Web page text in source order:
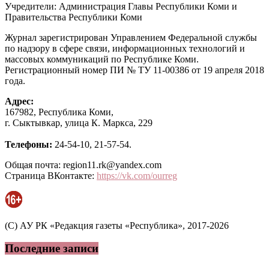
Учредители: Администрация Главы Республики Коми и
Правительства Республики Коми
Журнал зарегистрирован Управлением Федеральной службы
по надзору в сфере связи, информационных технологий и
массовых коммуникаций по Республике Коми.
Регистрационный номер ПИ № ТУ 11-00386 от 19 апреля 2018
года.
Адрес:
167982, Республика Коми,
г. Сыктывкар, улица К. Маркса, 229
Телефоны: 24-54-10, 21-57-54.
Общая почта: region11.rk@yandex.com
Страница ВКонтакте: https://vk.com/ourreg
(C) АУ РК «Редакция газеты «Республика», 2017-2026
Последние записи